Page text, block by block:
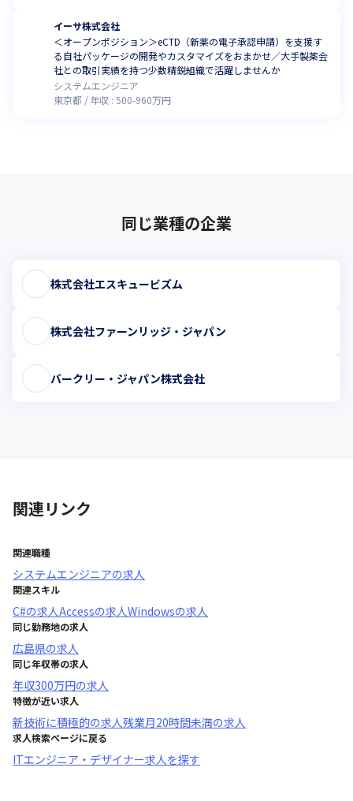
イーサ株式会社
＜オープンポジション＞eCTD（新薬の電子承認申請）を支援す
る自社パッケージの開発やカスタマイズをおまかせ／大手製薬会
社との取引実績を持つ少数精鋭組織で活躍しませんか
システムエンジニア
東京都
年収 :500-960万円
同じ業種の企業
株式会社エスキュービズム
株式会社ファーンリッジ・ジャパン
バークリー・ジャパン株式会社
関連リンク
関連職種
システムエンジニアの求人
関連スキル
C#の求人Accessの求人Windowsの求人
同じ勤務地の求人
広島県の求人
同じ年収帯の求人
年収300万円の求人
特徴が近い求人
新技術に積極的の求人残業月20時間未満の求人
求人検索ページに戻る
ITエンジニア・デザイナー求人を探す